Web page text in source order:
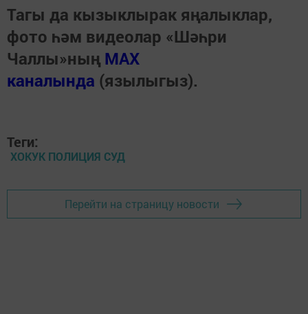
Тагы да кызыклырак яңалыклар,
фото һәм видеолар «Шәһри
Чаллы»ның MAX
каналында (язылыгыз).
Теги:
ХОКУК ПОЛИЦИЯ СУД
Перейти на страницу новости